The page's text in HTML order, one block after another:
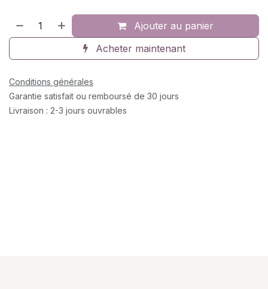
Ajouter au panier
Acheter maintenant
Conditions générales
Garantie satisfait ou remboursé de 30 jours
Livraison : 2-3 jours ouvrables